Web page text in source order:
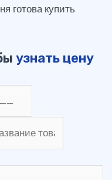
готова купить
узнать цену